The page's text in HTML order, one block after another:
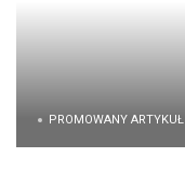
PROMOWANY ARTYKUŁ